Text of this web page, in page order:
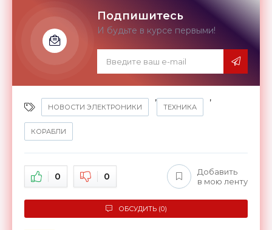
Подпишитесь
И будьте в курсе первыми!
НОВОСТИ ЭЛЕКТРОНИКИ
,
ТЕХНИКА
,
КОРАБЛИ
0 0
Добавить
в мою ленту
ОБСУДИТЬ (0)